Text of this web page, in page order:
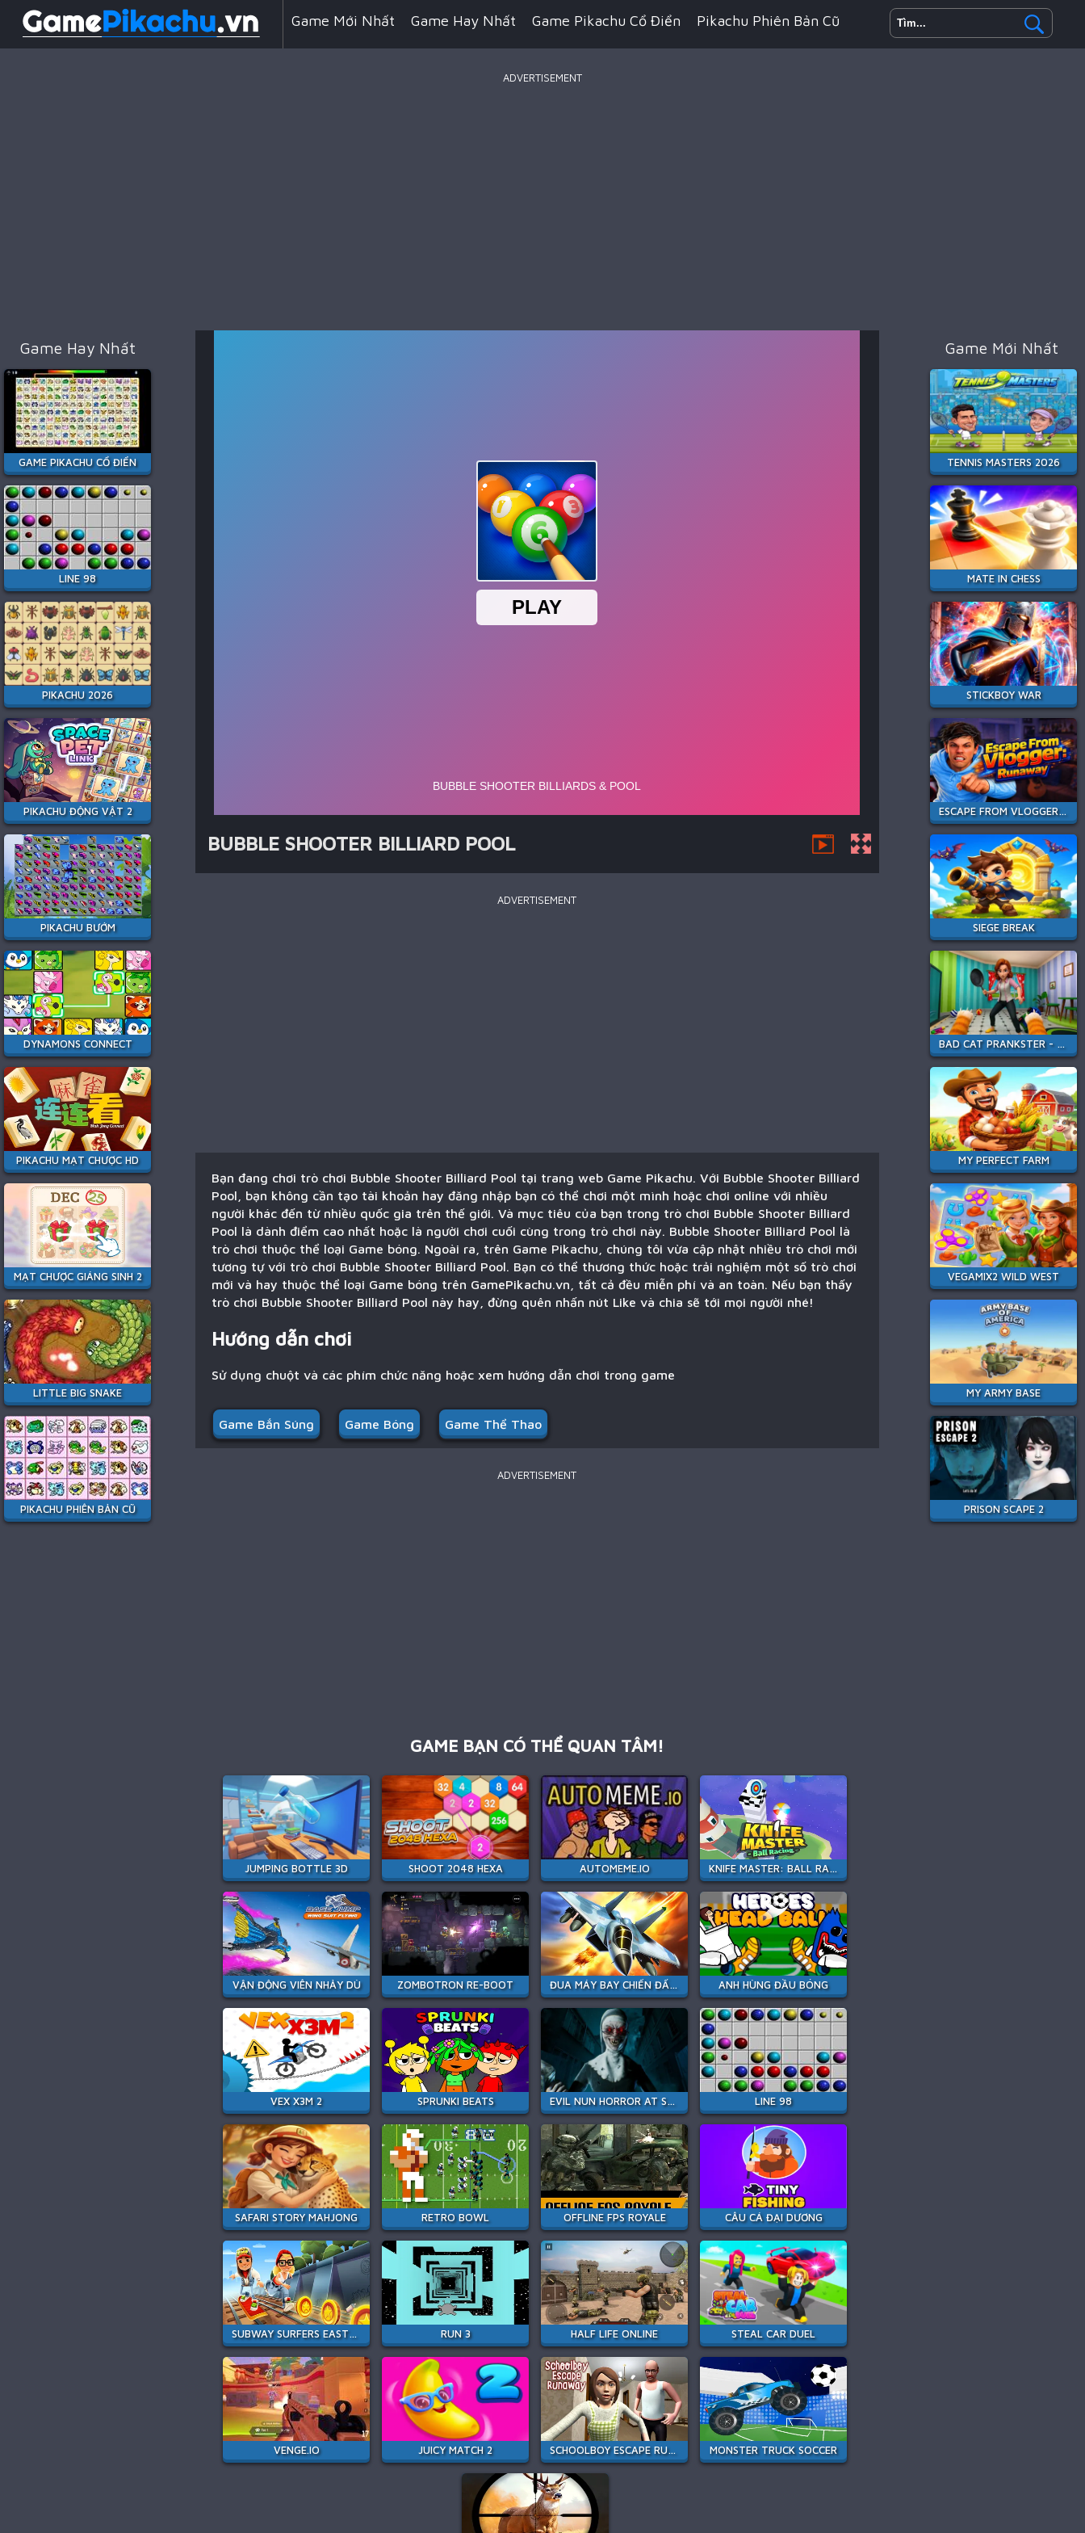
Game Mới Nhất Game Hay Nhất Game Pikachu Cổ Điển Pikachu Phiên Bản Cũ
ADVERTISEMENT
Game Hay Nhất
GAME PIKACHU CỔ ĐIỂN
LINE 98
PIKACHU 2026
PIKACHU ĐỘNG VẬT 2
PIKACHU BƯỚM
DYNAMONS CONNECT
PIKACHU MẠT CHƯỢC HD
MẠT CHƯỢC GIÁNG SINH 2
LITTLE BIG SNAKE
PIKACHU PHIÊN BẢN CŨ
BUBBLE SHOOTER BILLIARD POOL
ADVERTISEMENT
Bạn đang chơi trò chơi Bubble Shooter Billiard Pool tại trang web Game Pikachu. Với Bubble Shooter Billiard
Pool, bạn không cần tạo tài khoản hay đăng nhập bạn có thể chơi một mình hoặc chơi online với nhiều
người khác đến từ nhiều quốc gia trên thế giới. Và mục tiêu của bạn trong trò chơi Bubble Shooter Billiard
Pool là dành điểm cao nhất hoặc là người chơi cuối cùng trong trò chơi này. Bubble Shooter Billiard Pool là
trò chơi thuộc thể loại Game bóng. Ngoài ra, trên Game Pikachu, chúng tôi vừa cập nhật nhiều trò chơi mới
tương tự với trò chơi Bubble Shooter Billiard Pool. Bạn có thể thương thức hoặc trải nghiệm một số trò chơi
mới và hay thuộc thể loại Game bóng trên GamePikachu.vn, tất cả đều miễn phí và an toàn. Nếu bạn thấy
trò chơi Bubble Shooter Billiard Pool này hay, đừng quên nhấn nút Like và chia sẽ tới mọi người nhé!
Hướng dẫn chơi
Sử dụng chuột và các phím chức năng hoặc xem hướng dẫn chơi trong game
Game Bắn Súng Game Bóng Game Thể Thao
ADVERTISEMENT
GAME BẠN CÓ THỂ QUAN TÂM!
JUMPING BOTTLE 3D SHOOT 2048 HEXA AUTOMEME.IO KNIFE MASTER: BALL RACING
VẬN ĐỘNG VIÊN NHẢY DÙ ZOMBOTRON RE-BOOT ĐUA MÁY BAY CHIẾN ĐẤU PHẢN LỰC ANH HÙNG ĐẦU BÓNG
VEX X3M 2 SPRUNKI BEATS EVIL NUN HORROR AT SCHOOL LINE 98
SAFARI STORY MAHJONG RETRO BOWL OFFLINE FPS ROYALE CÂU CÁ ĐẠI DƯƠNG
SUBWAY SURFERS EASTER EDINBURGH RUN 3 HALF LIFE ONLINE STEAL CAR DUEL
VENGE.IO JUICY MATCH 2 SCHOOLBOY ESCAPE RUNAWAY MONSTER TRUCK SOCCER
Game Mới Nhất
TENNIS MASTERS 2026
MATE IN CHESS
STICKBOY WAR
ESCAPE FROM VLOGGER: RUNAWAY
SIEGE BREAK
BAD CAT PRANKSTER - MOM IS RETURN
MY PERFECT FARM
VEGAMIX2 WILD WEST
MY ARMY BASE
PRISON SCAPE 2